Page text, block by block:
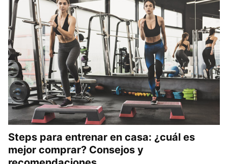
Steps para entrenar en casa: ¿cuál es
mejor comprar? Consejos y